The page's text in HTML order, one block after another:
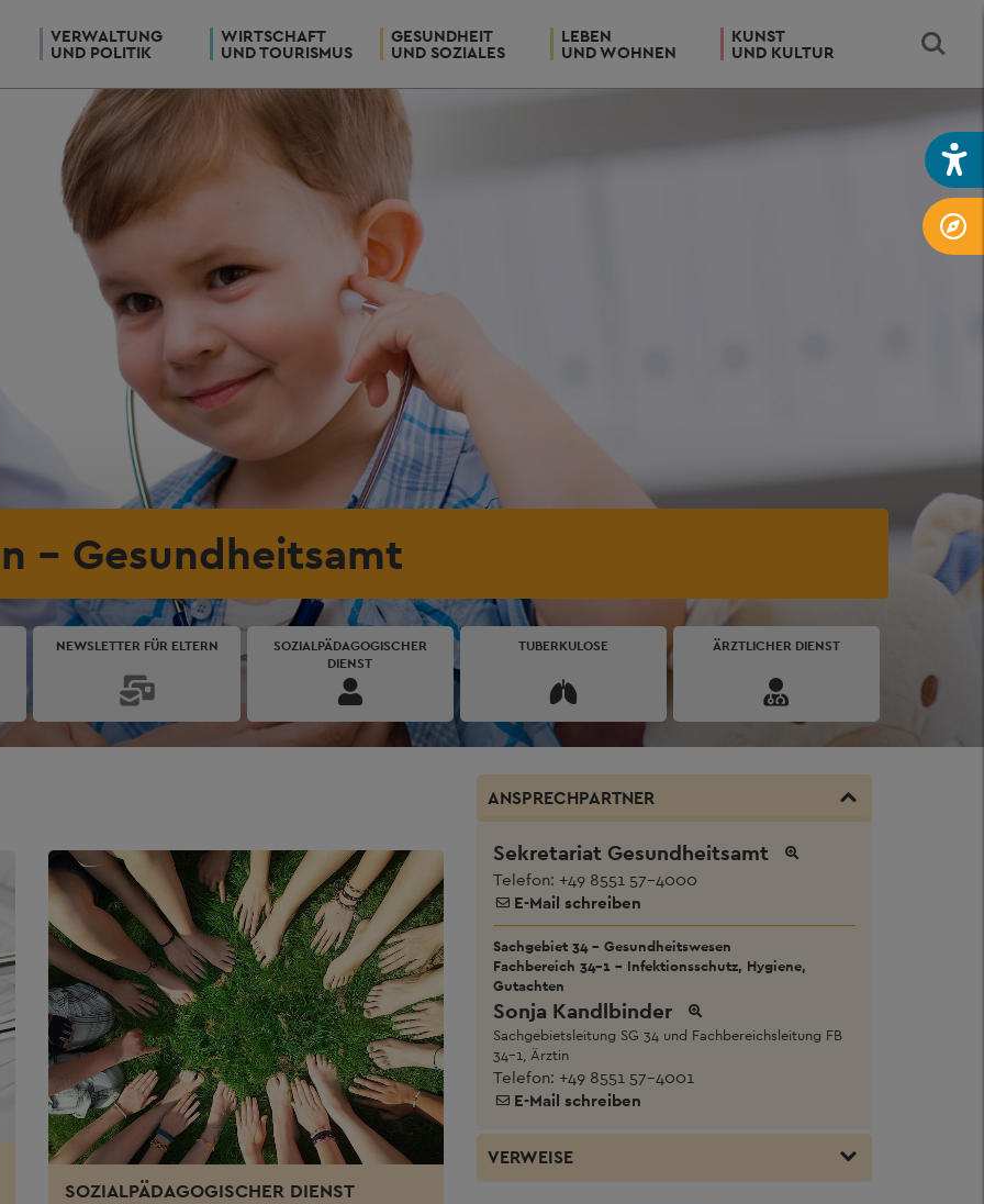
VERWALTUNG
UND POLITIK
WIRTSCHAFT
UND TOURISMUS
GESUNDHEIT
UND SOZIALES
LEBEN
UND WOHNEN
KUNST
UND KULTUR
- Gesundheitsamt
NEWSLETTER FÜR ELTERN
SOZIALPÄDAGOGISCHER
DIENST
TUBERKULOSE ÄRZTLICHER DIENST
SOZIALPÄDAGOGISCHER DIENST
ANSPRECHPARTNER
Sekretariat Gesundheitsamt
Telefon: +49 8551 57-4000
E-Mail schreiben
Sachgebiet 34 - Gesundheitswesen
Fachbereich 34-1 - Infektionsschutz, Hygiene,
Gutachten
Sonja Kandlbinder
Sachgebietsleitung SG 34 und Fachbereichsleitung FB
34-1, Ärztin
Telefon: +49 8551 57-4001
E-Mail schreiben
VERWEISE